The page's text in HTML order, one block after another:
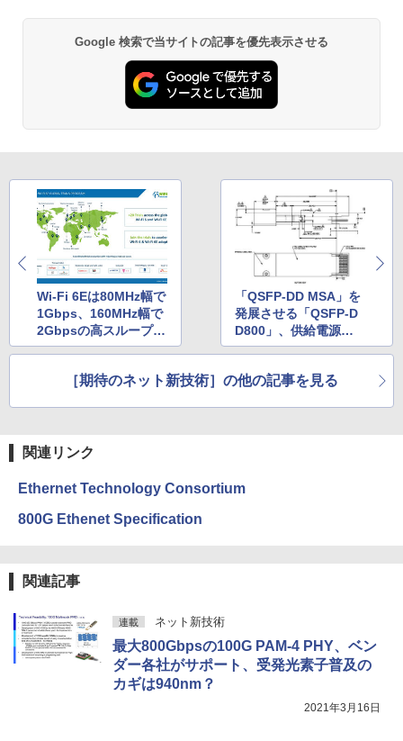
Google 検索で当サイトの記事を優先表示させる
Wi-Fi 6Eは80MHz幅で
1Gbps、160MHz幅で
2Gbpsの高スループッ
ト、6GHz帯の到達距
「QSFP-DD MSA」を
発展させる「QSFP-D
D800」、供給電源な
ど今後に課題も
［期待のネット新技術］の他の記事を見る
関連リンク
Ethernet Technology Consortium
800G Ethenet Specification
関連記事
連載 ネット新技術
最大800Gbpsの100G PAM-4 PHY、ベン
ダー各社がサポート、受発光素子普及の
カギは940nm？
2021年3月16日